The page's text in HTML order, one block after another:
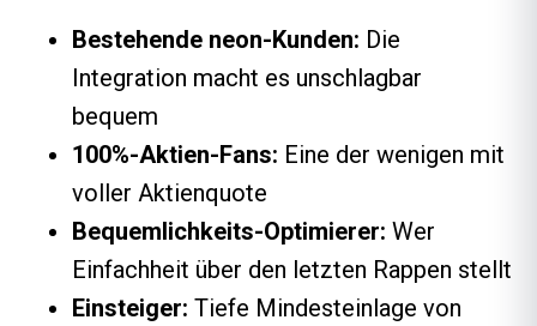
Bestehende neon-Kunden: Die
Integration macht es unschlagbar
bequem
100%-Aktien-Fans: Eine der wenigen mit
voller Aktienquote
Bequemlichkeits-Optimierer: Wer
Einfachheit über den letzten Rappen stellt
Einsteiger: Tiefe Mindesteinlage von